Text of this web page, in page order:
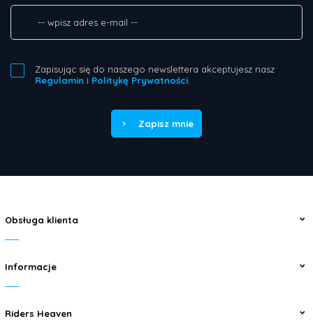
Zapisując się do naszego newslettera akceptujesz nasz
Regulamin i Politykę Prywatności.
Zapisz mnie
Obsługa klienta
Informacje
Riders Heaven